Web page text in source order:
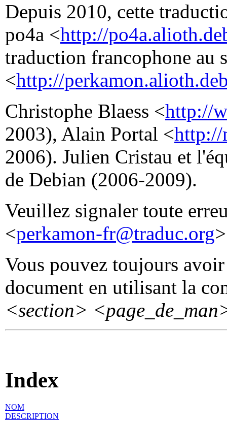
Depuis 2010, cette
po4a <http://
traduction francophone au
<http://
Christophe Blaess <http://
2003), Alain Portal <http://
2006). Julien Cristau et
de Debian (2006-2009).
Veuillez signaler toute
<perkamon-fr@traduc.org
Vous pouvez toujours
document en utilisant la
<section>
Index
NOM
DESCRIPTION